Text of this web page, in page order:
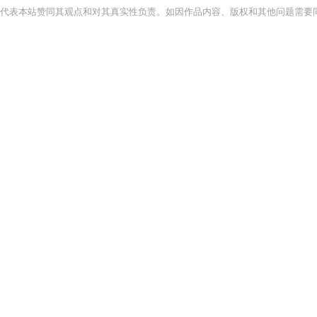
代表本站赞同其观点和对其真实性负责。如因作品内容、版权和其他问题需